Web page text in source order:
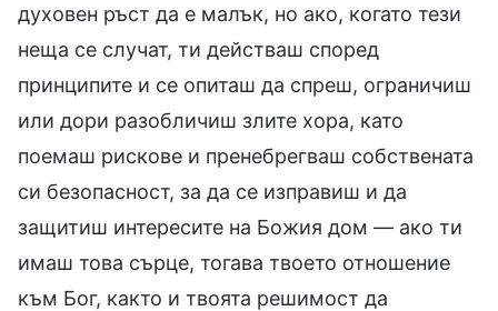
духовен ръст да е малък, но ако, когато тези
неща се случат, ти действаш според
принципите и се опиташ да спреш, ограничиш
или дори разобличиш злите хора, като
поемаш рискове и пренебрегваш собствената
си безопасност, за да се изправиш и да
защитиш интересите на Божия дом — ако ти
имаш това сърце, тогава твоето отношение
към Бог, както и твоята решимост да